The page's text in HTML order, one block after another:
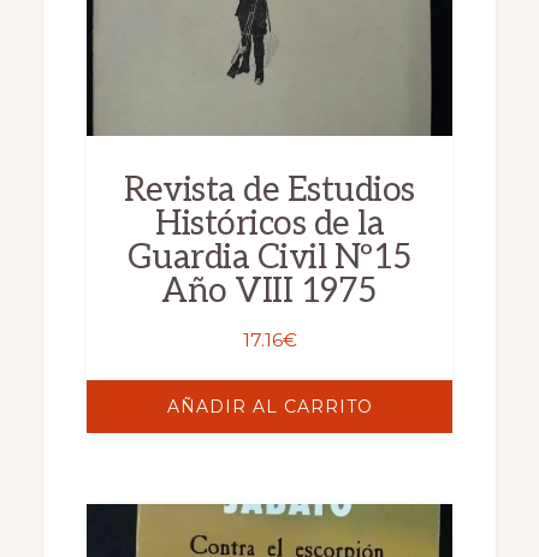
Revista de Estudios
Históricos de la
Guardia Civil Nº15
Año VIII 1975
17.16€
AÑADIR AL CARRITO